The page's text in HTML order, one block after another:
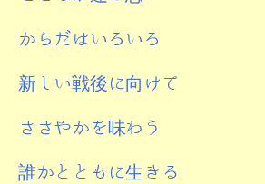
からだはいろいろ
新しい戦後に向けて
ささやかを味わう
誰かとともに生きる